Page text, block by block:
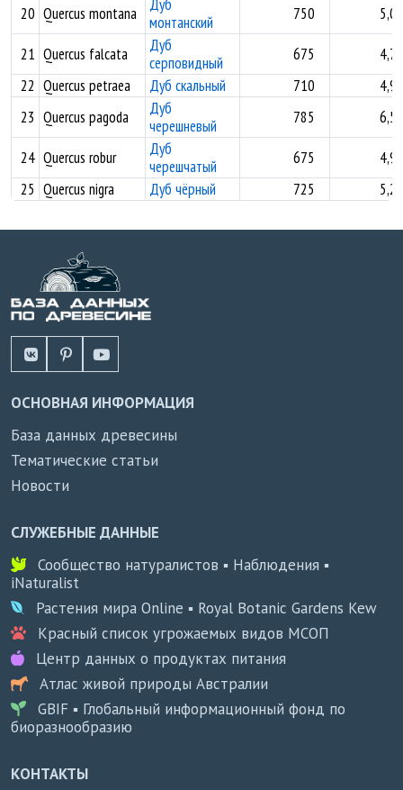
20 Quercus montana
Дуб
монтанский
750 5,03
21 Quercus falcata
Дуб
серповидный
675
4,72
22 Quercus petraea Дуб скальный 710
4,99
23 Quercus pagoda
Дуб
черешневый
785 6,58
24 Quercus robur
Дуб
черешчатый
675
4,98
25 Quercus nigra Дуб чёрный 725 5,29
ОСНОВНАЯ ИНФОРМАЦИЯ
База данных древесины
Тематические статьи
Новости
СЛУЖЕБНЫЕ ДАННЫЕ
Сообщество натуралистов ▪ Наблюдения ▪
iNaturalist
Растения мира Online ▪ Royal Botanic Gardens Kew
Красный список угрожаемых видов МСОП
Центр данных о продуктах питания
Атлас живой природы Австралии
GBIF ▪ Глобальный информационный фонд по
биоразнообразию
КОНТАКТЫ